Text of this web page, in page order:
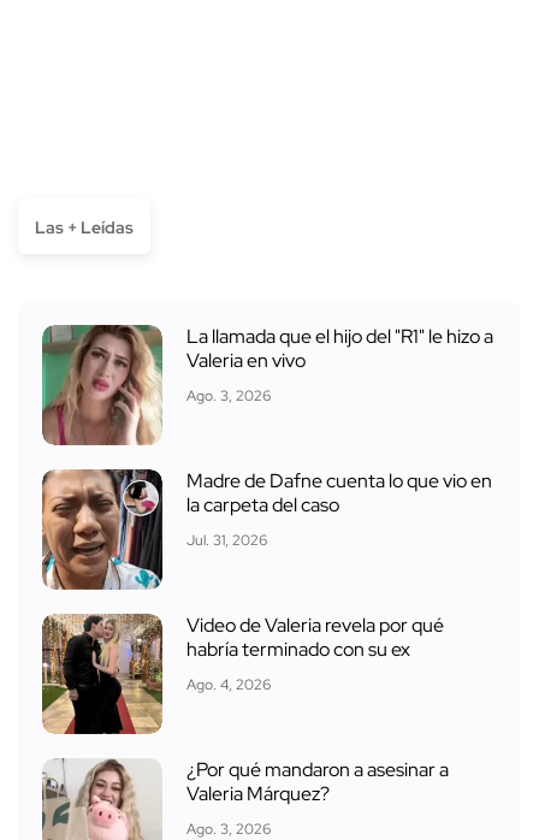
Las + Leídas
La llamada que el hijo del "R1" le hizo a
Valeria en vivo
Ago. 3, 2026
Madre de Dafne cuenta lo que vio en
la carpeta del caso
Jul. 31, 2026
Video de Valeria revela por qué
habría terminado con su ex
Ago. 4, 2026
¿Por qué mandaron a asesinar a
Valeria Márquez?
Ago. 3, 2026